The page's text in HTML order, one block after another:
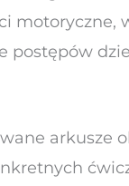
arkusze